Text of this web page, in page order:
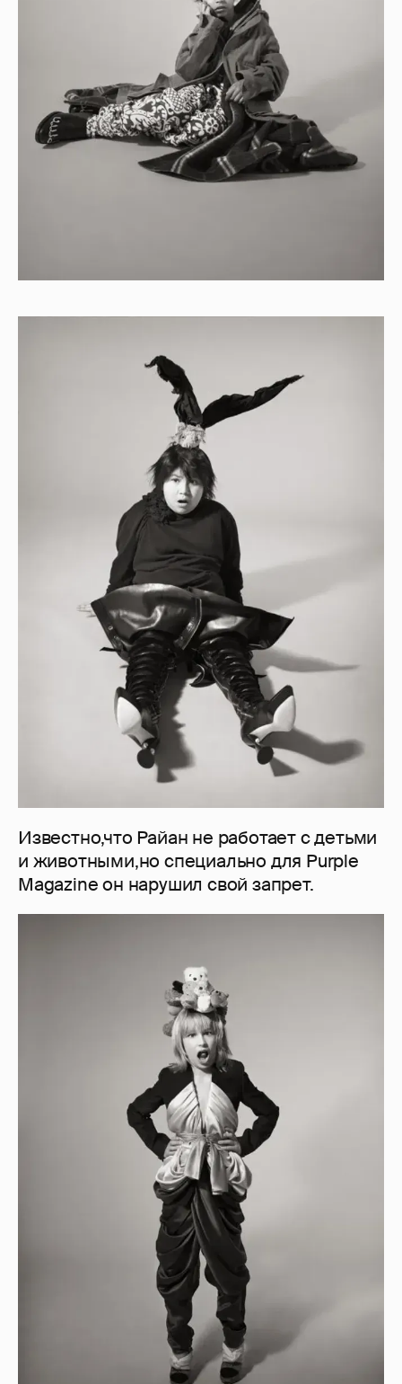
Известно,что Райан не работает с детьми
и животными,но специально для Purple
Magazine он нарушил свой запрет.